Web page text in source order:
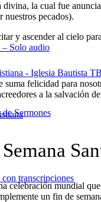
– Solo audio
Sermones
con transcripciones
la cual fue
nuestros pecados).
y ascender al cielo
suma felicidad para
a la salvación
celebración mundial
un fin de